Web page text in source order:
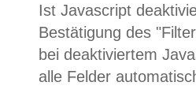
Ist Javascript
Bestätigung des
bei deaktiviertem
alle Felder